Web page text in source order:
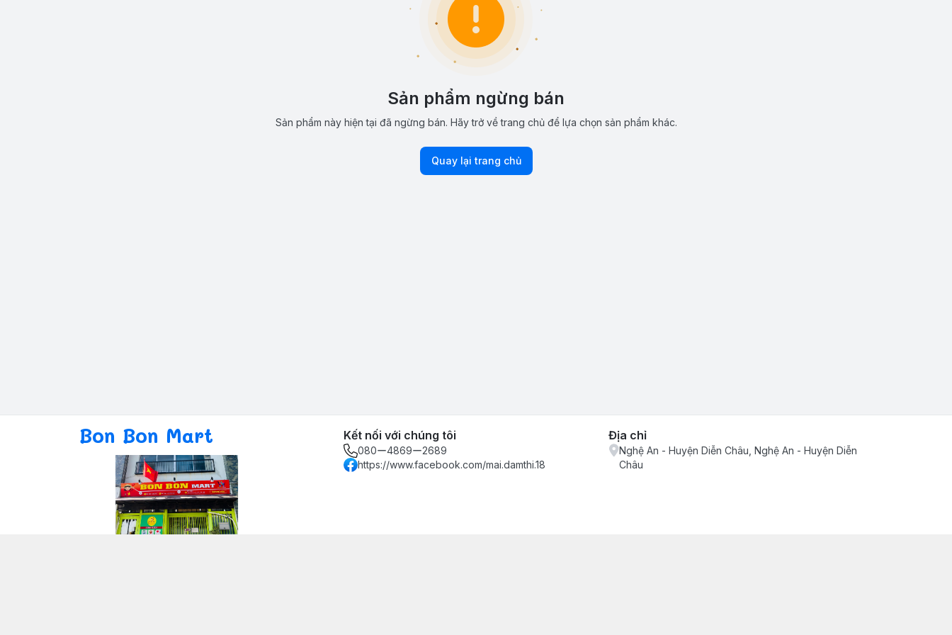
Sản phẩm ngừng bán
Sản phẩm này hiện tại đã ngừng bán. Hãy trở về trang chủ để lựa chọn sản phẩm khác.
Quay lại trang chủ
Bon Bon Mart Kết nối với chúng tôi
080ー4869ー2689
https://www.facebook.com/mai.damthi.18
Địa chỉ
Nghệ An - Huyện Diễn Châu, Nghệ An - Huyện Diễn
Châu